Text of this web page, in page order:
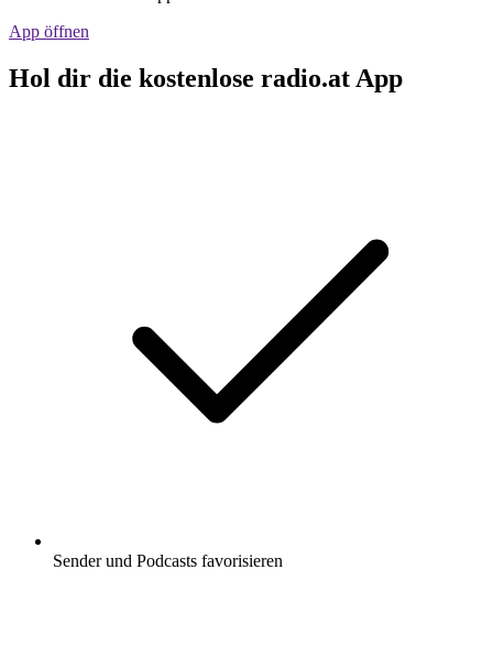
App öffnen
Hol dir die kostenlose radio.at App
Sender und Podcasts favorisieren